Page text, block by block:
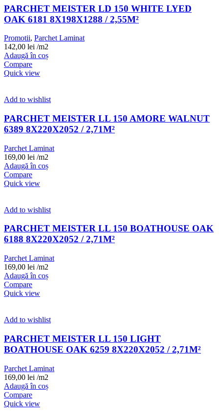
PARCHET MEISTER LD 150 WHITE LYED
OAK 6181 8X198X1288 / 2,55M²
Promotii, Parchet Laminat
142,00 lei /m2
Adaugă în coș
Compare
Quick view
Add to wishlist
PARCHET MEISTER LL 150 AMORE WALNUT
6389 8X220X2052 / 2,71M²
Parchet Laminat
169,00 lei /m2
Adaugă în coș
Compare
Quick view
Add to wishlist
PARCHET MEISTER LL 150 BOATHOUSE OAK
6188 8X220X2052 / 2,71M²
Parchet Laminat
169,00 lei /m2
Adaugă în coș
Compare
Quick view
Add to wishlist
PARCHET MEISTER LL 150 LIGHT
BOATHOUSE OAK 6259 8X220X2052 / 2,71M²
Parchet Laminat
169,00 lei /m2
Adaugă în coș
Compare
Quick view